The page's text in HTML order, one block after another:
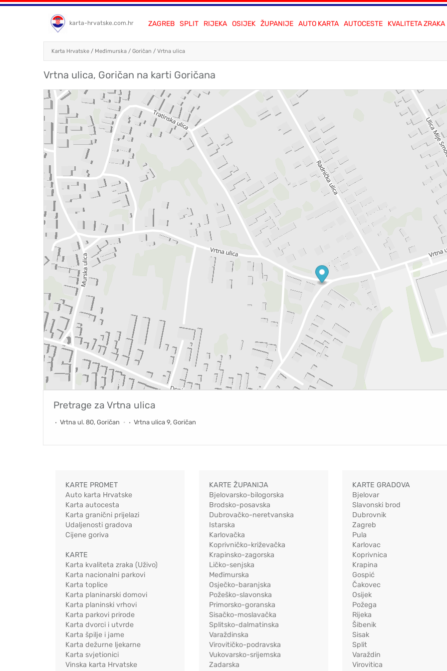
karta-hrvatske.com.hr ZAGREB SPLIT RIJEKA OSIJEK ŽUPANIJE AUTO KARTA AUTOCESTE KVALITETA ZRAKA
Karta Hrvatske / Međimurska / Goričan / Vrtna ulica
Vrtna ulica, Goričan na karti Goričana
Pretrage za Vrtna ulica
Vrtna ul. 80, Goričan Vrtna ulica 9, Goričan
KARTE PROMET
Auto karta Hrvatske
Karta autocesta
Karta granični prijelazi
Udaljenosti gradova
Cijene goriva
KARTE
Karta kvaliteta zraka (Uživo)
Karta nacionalni parkovi
Karta toplice
Karta planinarski domovi
Karta planinski vrhovi
Karta parkovi prirode
Karta dvorci i utvrde
Karta špilje i jame
Karta dežurne ljekarne
Karta svjetionici
Vinska karta Hrvatske
KARTE ŽUPANIJA
Bjelovarsko-bilogorska
Brodsko-posavska
Dubrovačko-neretvanska
Istarska
Karlovačka
Koprivničko-križevačka
Krapinsko-zagorska
Ličko-senjska
Međimurska
Osječko-baranjska
Požeško-slavonska
Primorsko-goranska
Sisačko-moslavačka
Splitsko-dalmatinska
Varaždinska
Virovitičko-podravska
Vukovarsko-srijemska
Zadarska
KARTE GRADOVA
Bjelovar
Slavonski brod
Dubrovnik
Zagreb
Pula
Karlovac
Koprivnica
Krapina
Gospić
Čakovec
Osijek
Požega
Rijeka
Šibenik
Sisak
Split
Varaždin
Virovitica